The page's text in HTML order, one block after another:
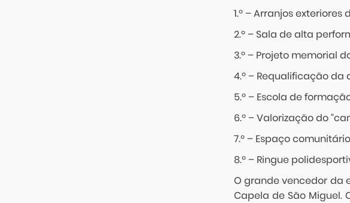
1.º – Arranjos
2.º – Sala de alta
3.º – Projeto memorial
4.º – Requalificação
5.º – Escola de
6.º – Valorização do
7.º – Espaço
8.º – Ringue
O grande vencedor da
Capela de São Miguel.